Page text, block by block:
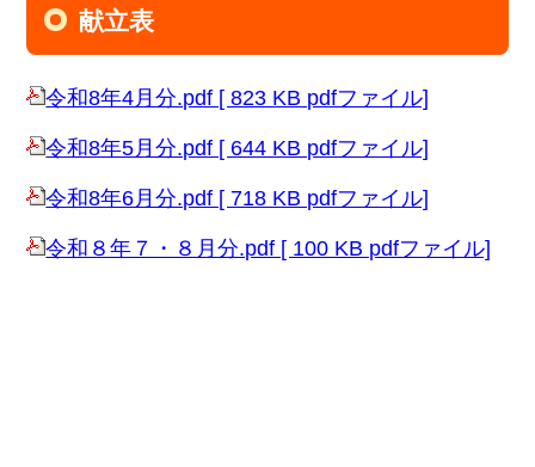
献立表
令和8年4月分.pdf [ 823 KB pdfファイル]
令和8年5月分.pdf [ 644 KB pdfファイル]
令和8年6月分.pdf [ 718 KB pdfファイル]
令和８年７・８月分.pdf [ 100 KB pdfファイル]